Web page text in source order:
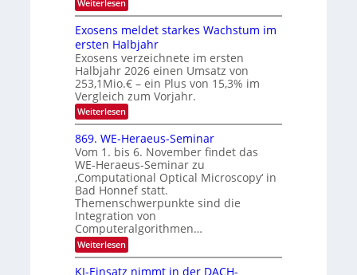
ak
s
S
I
O
N
2
0
2
6
Weiterlesen
W
n
n
d
i
e
K
I
m
i
t
e
n
k
t
Exosens meldet starkes Wachstum im
ersten Halbjahr
Exosens verzeichnete im ersten
Halbjahr 2026 einen Umsatz von
253,1Mio.€ – ein Plus von 15,3% im
Vergleich zum Vorjahr.
Weiterlesen:
E
x
o
s
e
n
s
m
e
l
d
e
t
s
869. WE-Heraeus-Seminar
Vom 1. bis 6. November findet das
WE-Heraeus-Seminar zu
‚Computational Optical Microscopy‘ in
Bad Honnef statt.
Themenschwerpunkte sind die
Integration von
Computeralgorithmen…
Weiterlesen:
8
KI-Einsatz nimmt in der DACH-